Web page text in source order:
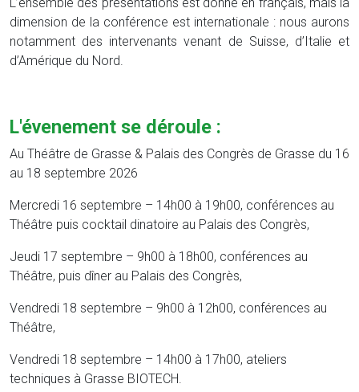
L’ensemble des présentations est donné en français, mais la
dimension de la conférence est internationale : nous aurons
notamment des intervenants venant de Suisse, d’Italie et
d’Amérique du Nord.
L'évenement se déroule :
Au Théâtre de Grasse & Palais des Congrès de Grasse du 16
au 18 septembre 2026
Mercredi 16 septembre – 14h00 à 19h00, conférences au
Théâtre puis cocktail dinatoire au Palais des Congrès,
Jeudi 17 septembre – 9h00 à 18h00, conférences au
Théâtre, puis dîner au Palais des Congrès,
Vendredi 18 septembre – 9h00 à 12h00, conférences au
Théâtre,
Vendredi 18 septembre – 14h00 à 17h00, ateliers
techniques à Grasse BIOTECH.